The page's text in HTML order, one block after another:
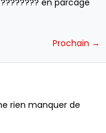
en parcage
Prochain →
rien manquer de